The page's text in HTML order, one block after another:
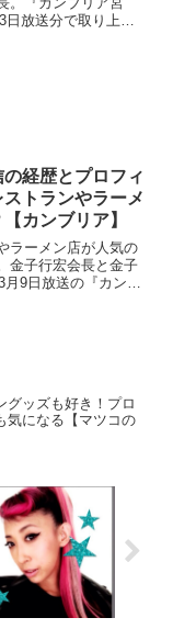
放送分で取り上げ
経歴とプロフィ
トランやラーメ
カンブリア】
ラーメン店が人気の
金子行宏会長と金子
9日放送の『カンブ
グッズも好き！プロ
気になる【マツコの